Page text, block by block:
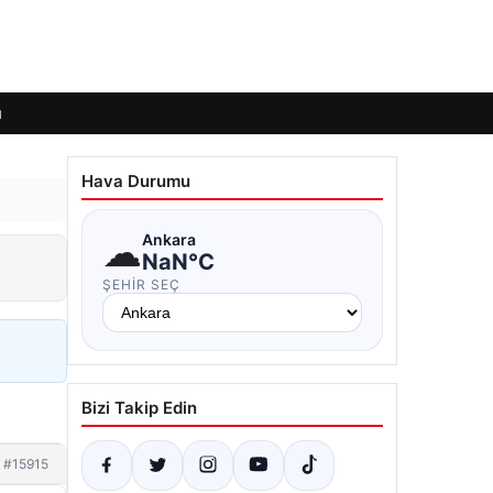
#15915
Hava Durumu
☁Ankara
NaN°C
ŞEHIR SEÇ
Bizi Takip Edin